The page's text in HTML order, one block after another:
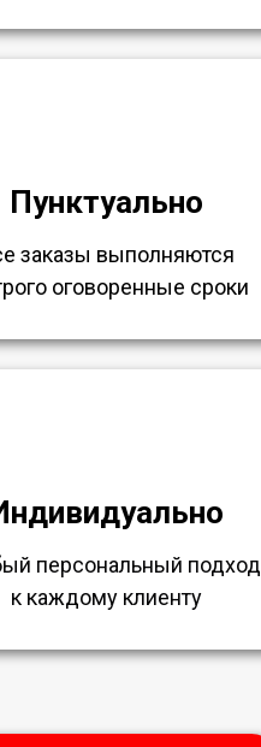
Пунктуально
заказы выполняются
оговоренные сроки
персональный подход
к каждому клиенту